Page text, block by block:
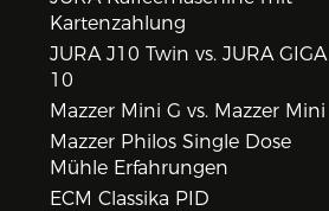
Kartenzahlung
JURA J10 Twin vs. JURA GIGA
10
Mazzer Mini G vs. Mazzer Mini
Mazzer Philos Single Dose
Mühle Erfahrungen
ECM Classika PID